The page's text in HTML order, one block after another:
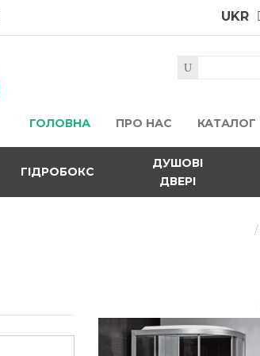
UKR
ГОЛОВНА ПРО НАС КАТАЛОГ
ГІДРОБОКС
ДУШОВІ
ДВЕРІ